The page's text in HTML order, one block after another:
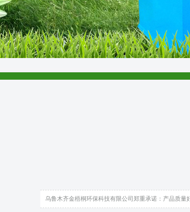
乌鲁木齐金梧桐环保科技有限公司郑重承诺：产品质量